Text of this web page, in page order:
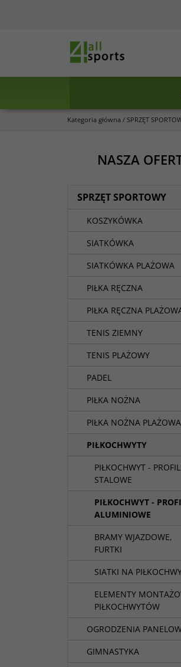
Kategoria główna / SPRZĘT
NASZA
SPRZĘT SPORTOWY
KOSZYKÓWKA
SIATKÓWKA
SIATKÓWKA PLAŻOWA
PIŁKA RĘCZNA
PIŁKA RĘCZNA
TENIS ZIEMNY
TENIS PLAŻOWY
PADEL
PIŁKA NOŻNA
PIŁKA NOŻNA PLAŻOWA
PIŁKOCHWYTY
PIŁKOCHWYT -
STALOWE
PIŁKOCHWYT -
ALUMINIOWE
BRAMY WJAZDOWE,
FURTKI
SIATKI NA
ELEMENTY
PIŁKOCHWYTÓW
OGRODZENIA
GIMNASTYKA